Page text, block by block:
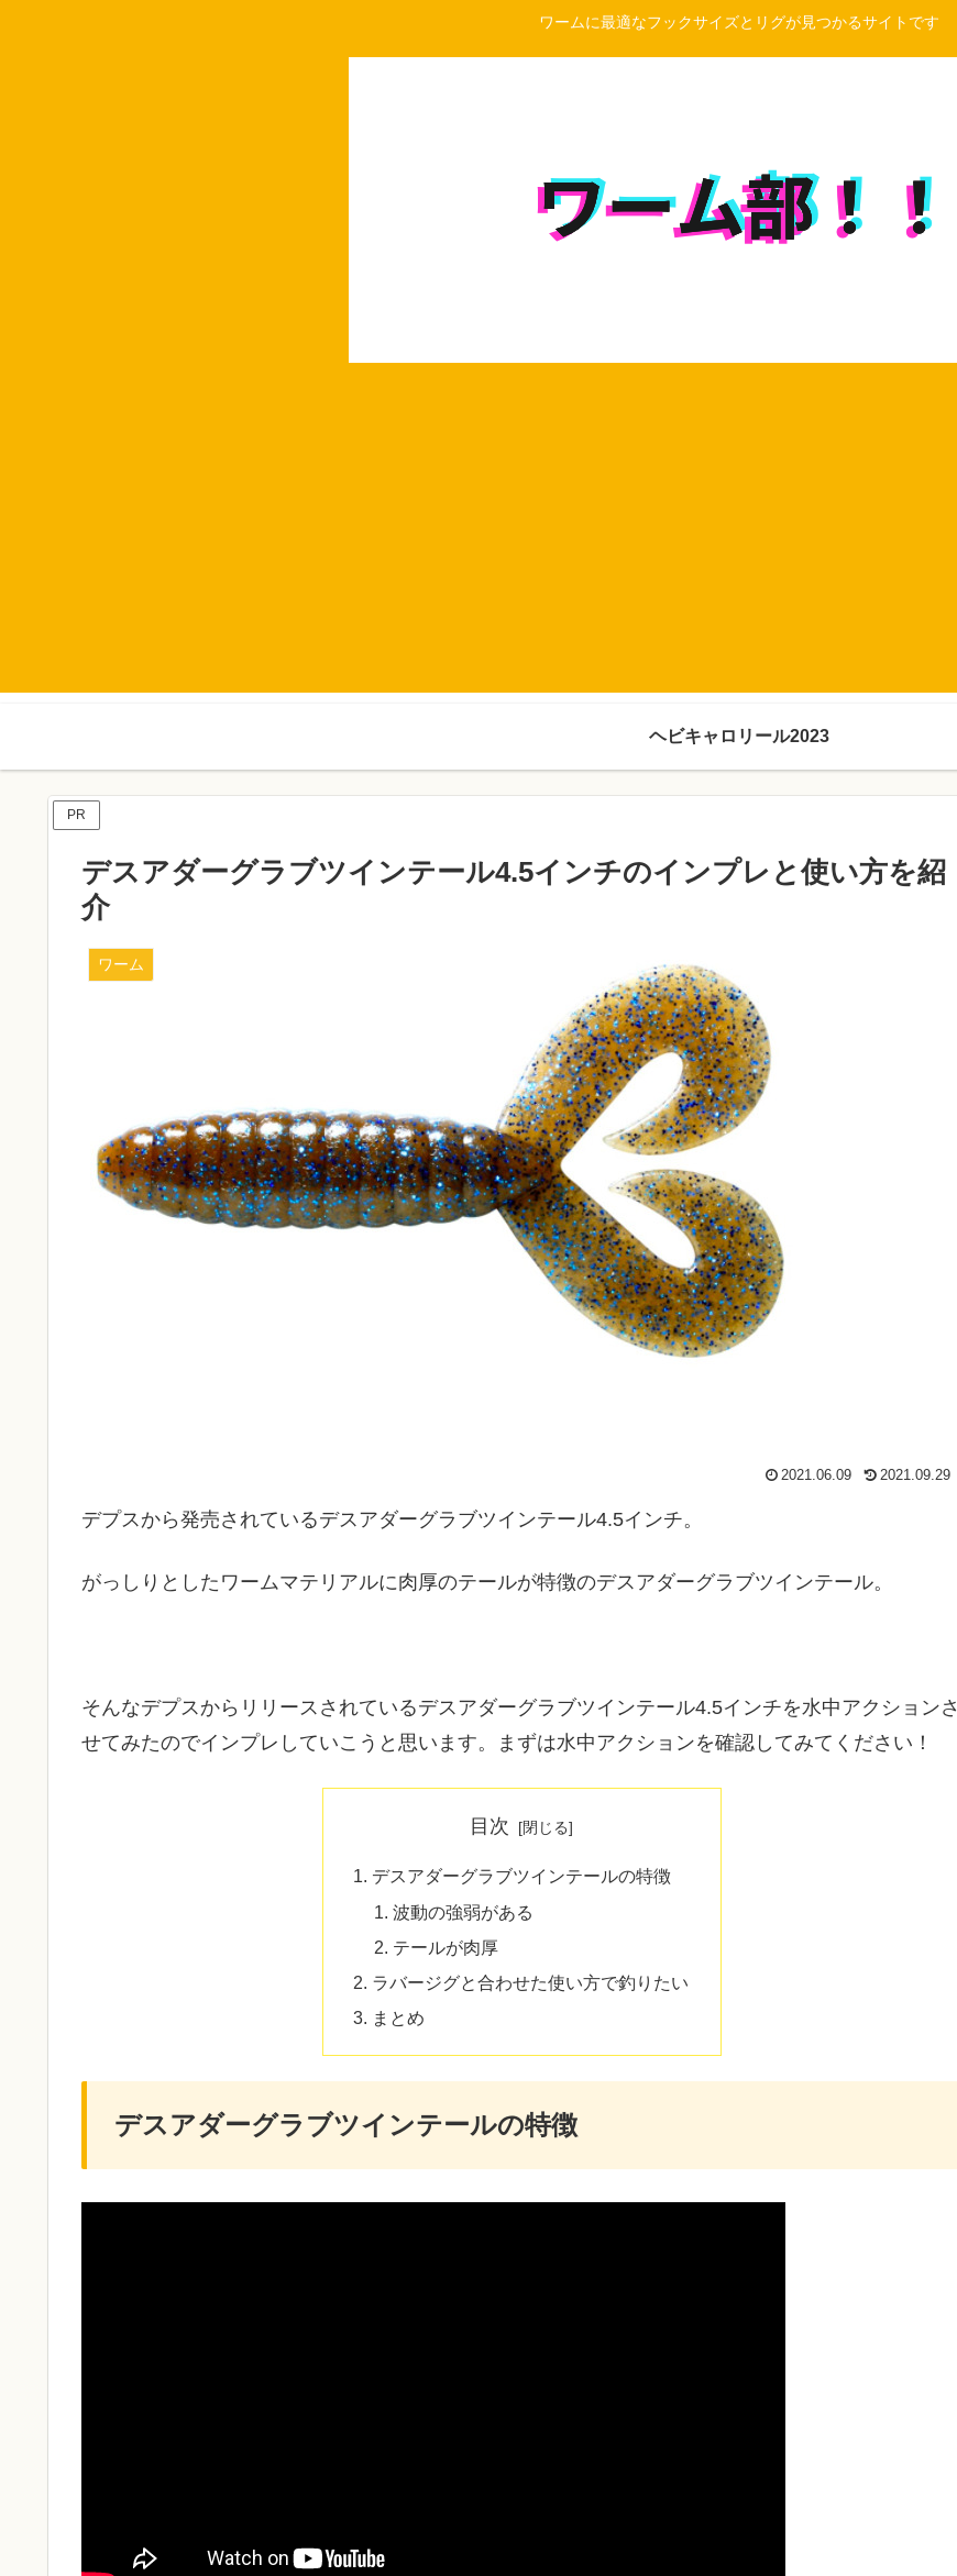
ワームに最適なフックサイズとリグが見つかるサイトです
ヘビキャロリール2023
PR
デスアダーグラブツインテール4.5インチのインプレと使い方を紹
介
ワーム
2021.06.09 2021.09.29
デプスから発売されているデスアダーグラブツインテール4.5インチ。
がっしりとしたワームマテリアルに肉厚のテールが特徴のデスアダーグラブツインテール。
そんなデプスからリリースされているデスアダーグラブツインテール4.5インチを水中アクションさ
せてみたのでインプレしていこうと思います。まずは水中アクションを確認してみてください！
目次
デスアダーグラブツインテールの特徴
波動の強弱がある
テールが肉厚
ラバージグと合わせた使い方で釣りたい
まとめ
デスアダーグラブツインテールの特徴